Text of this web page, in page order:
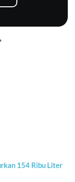
154 Ribu Liter